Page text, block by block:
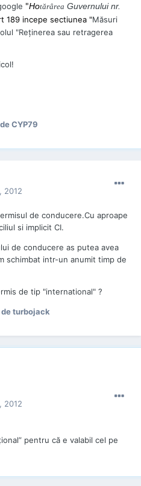
"Hotărârea Guvernului nr.
189 incepe sectiunea "Măsuri
"Reţinerea sau retragerea
de CYP79
2012
de conducere.Cu aproape
si implicit CI.
de conducere as putea avea
schimbat intr-un anumit timp de
de tip "international" ?
de turbojack
2012
pentru că e valabil cel pe